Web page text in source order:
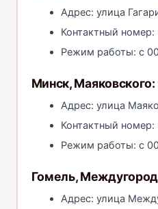
Адрес: улица
Контактный
Режим работы: с
Минск, Маяковского:
Адрес: улица
Контактный
Режим работы: с
Гомель,
Адрес: улица